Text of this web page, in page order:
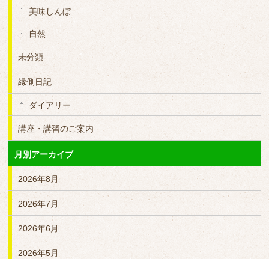
美味しんぼ
自然
未分類
縁側日記
ダイアリー
講座・講習のご案内
月別アーカイブ
2026年8月
2026年7月
2026年6月
2026年5月